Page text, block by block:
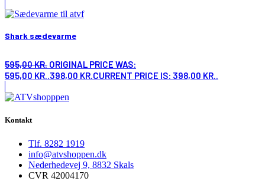
Shark sædevarme
595,00KR. ORIGINAL PRICE WAS:
595,00 KR..398,00 KR.CURRENT PRICE IS: 398,00 KR..
Kontakt
Tlf. 8282 1919
info@atvshoppen.dk
Nederhedevej 9, 8832 Skals
CVR 42004170